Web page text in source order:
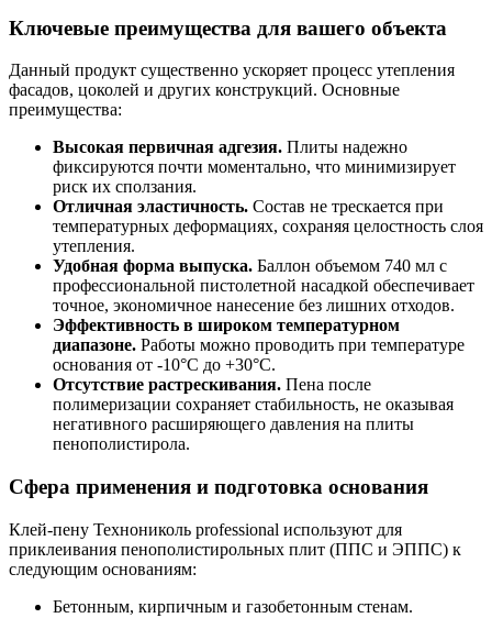
Ключевые преимущества для вашего объекта
Данный продукт существенно ускоряет процесс утепления
фасадов, цоколей и других конструкций. Основные
преимущества:
Высокая первичная адгезия. Плиты надежно
фиксируются почти моментально, что минимизирует
риск их сползания.
Отличная эластичность. Состав не трескается при
температурных деформациях, сохраняя целостность слоя
утепления.
Удобная форма выпуска. Баллон объемом 740 мл с
профессиональной пистолетной насадкой обеспечивает
точное, экономичное нанесение без лишних отходов.
Эффективность в широком температурном
диапазоне. Работы можно проводить при температуре
основания от -10°C до +30°C.
Отсутствие растрескивания. Пена после
полимеризации сохраняет стабильность, не оказывая
негативного расширяющего давления на плиты
пенополистирола.
Сфера применения и подготовка основания
Клей-пену Технониколь professional используют для
приклеивания пенополистирольных плит (ППС и ЭППС) к
следующим основаниям:
Бетонным, кирпичным и газобетонным стенам.